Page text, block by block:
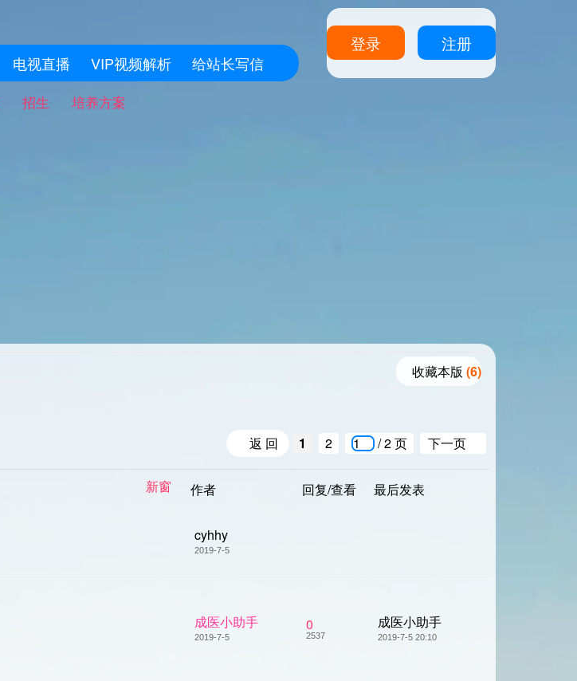
登录 注册
电视直播 VIP视频解析 给站长写信
招生 培养方案
收藏本版 (6)
1 2 / 2 页 下一页
返 回
新窗 作者 回复/查看 最后发表
cyhhy
2019-7-5
成医小助手
2019-7-5
0
2537
成医小助手
2019-7-5 20:10